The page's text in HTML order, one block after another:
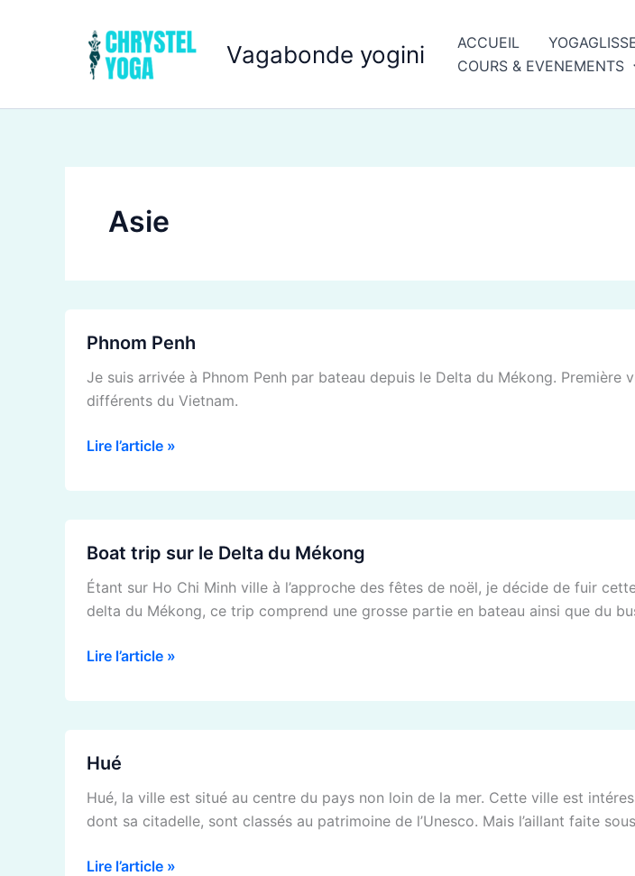
Vagabonde yogini ACCUEIL
COURS & EVENEMENTS
Asie
Phnom Penh
Je suis arrivée à Phnom Penh par bateau depuis le Delta du Mékong.
différents du Vietnam.
Penh
Lire l’article »
Boat trip sur le Delta du Mékong
Étant sur Ho Chi Minh ville à l’approche des fêtes de noël, je décide de fuir
delta du Mékong, ce trip comprend une grosse partie en bateau ainsi que du
trip
sur
du
Lire l’article »
Hué
Hué, la ville est situé au centre du pays non loin de la mer. Cette ville est
dont sa citadelle, sont classés au patrimoine de l’Unesco. Mais l’aillant faite
Lire l’article »